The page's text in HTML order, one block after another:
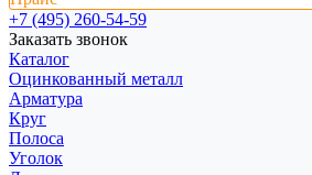
+7 (495) 260-54-59
Заказать звонок
Каталог
Оцинкованный металл
Арматура
Круг
Полоса
Уголок